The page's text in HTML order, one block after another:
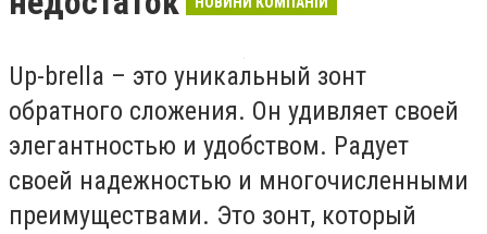
Up-brella – это уникальный зонт
обратного сложения. Он удивляет своей
элегантностью и удобством. Радует
своей надежностью и многочисленными
преимуществами. Это зонт, который